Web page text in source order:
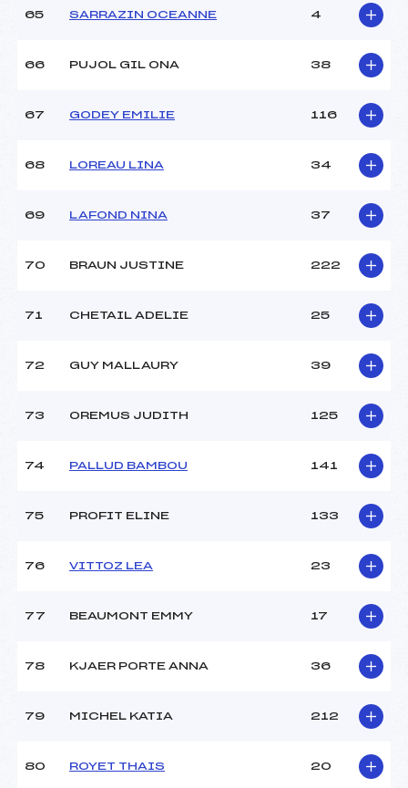
65 SARRAZIN OCEANNE 4
66 PUJOL GIL ONA 38
67 GODEY EMILIE 116
68 LOREAU LINA 34
69 LAFOND NINA 37
70 BRAUN JUSTINE 222
71 CHETAIL ADELIE 25
72 GUY MALLAURY 39
73 OREMUS JUDITH 125
74 PALLUD BAMBOU 141
75 PROFIT ELINE 133
76 VITTOZ LEA 23
77 BEAUMONT EMMY 17
78 KJAER PORTE ANNA 36
79 MICHEL KATIA 212
80 ROYET THAIS 20